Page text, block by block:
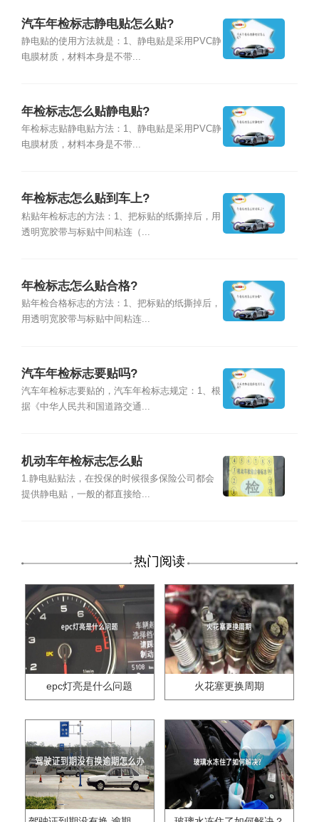
汽车年检标志静电贴怎么贴?
静电贴的使用方法就是：1、静电贴是采用PVC静
电膜材质，材料本身是不带...
年检标志怎么贴静电贴?
年检标志贴静电贴方法：1、静电贴是采用PVC静
电膜材质，材料本身是不带...
年检标志怎么贴到车上?
粘贴年检标志的方法：1、把标贴的纸撕掉后，用
透明宽胶带与标贴中间粘连（...
年检标志怎么贴合格?
贴年检合格标志的方法：1、把标贴的纸撕掉后，
用透明宽胶带与标贴中间粘连...
汽车年检标志要贴吗?
汽车年检标志要贴的，汽车年检标志规定：1、根
据《中华人民共和国道路交通...
机动车年检标志怎么贴
1.静电贴贴法，在投保的时候很多保险公司都会
提供静电贴，一般的都直接给...
热门阅读
epc灯亮是什么问题 火花塞更换周期